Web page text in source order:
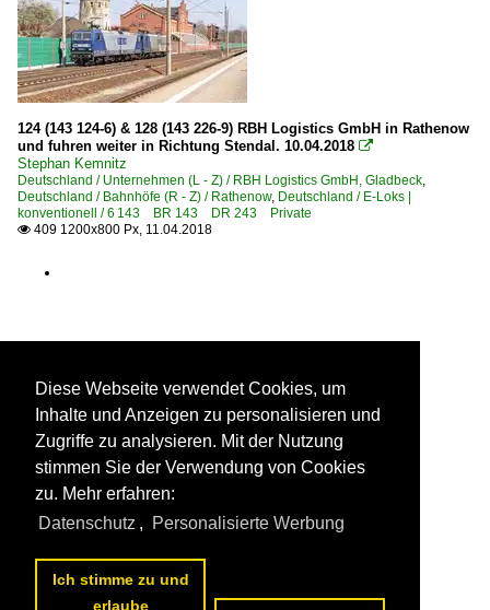
EU45 · 5 170 · E 189 ·ES 64 F4·
Unternehmen
Lotos Kolej Sp. z o.o., Gdańsk
Polskie Koleje Państwowe S.A. ·PKP·
Schweiz
0 610 ETR 610 ·SBB· Astoro 1. Serie
Unternehmen | EVU
Crossrail AG ·XRAIL·
E-Loks
124 (143 124-6) & 128 (143 226-9) RBH Logistics GmbH in Rathenow
und fuhren weiter in Richtung Stendal. 10.04.2018 
Stephan Kemnitz
Deutschland / Unternehmen (L - Z) / RBH Logistics GmbH, Gladbeck,
Deutschland / Bahnhöfe (R - Z) / Rathenow, Deutschland / E-Loks |
konventionell / 6 143 BR 143 DR 243 Private
 409 1200x800 Px, 11.04.2018
Diese Webseite verwendet Cookies, um
Inhalte und Anzeigen zu personalisieren und
Zugriffe zu analysieren. Mit der Nutzung
stimmen Sie der Verwendung von Cookies
zu. Mehr erfahren:
Datenschutz , Personalisierte Werbung
Ich stimme zu und
erlaube